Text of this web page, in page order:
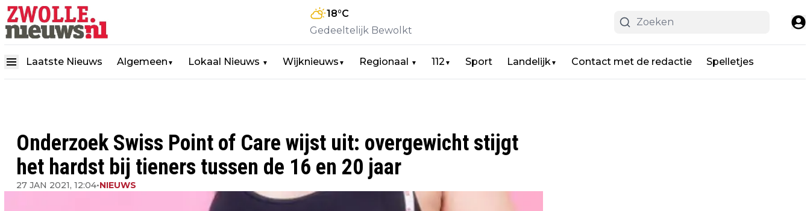
18°C
Gedeeltelijk Bewolkt
Laatste Nieuws Algemeen ▼ Lokaal Nieuws ▼ Wijknieuws ▼ Regionaal ▼ 112 ▼ Sport Landelijk▼ Contact met de redactie Spelletjes
Onderzoek Swiss Point of Care wijst uit: overgewicht stijgt
het hardst bij tieners tussen de 16 en 20 jaar
27 JAN 2021, 12:04•NIEUWS